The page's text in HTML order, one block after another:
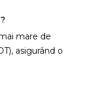
mare de
asigurând o